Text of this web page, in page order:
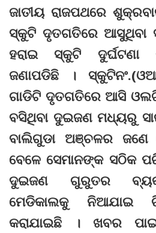
ଜାତୀୟ ରାଜପଥରେ
ସ୍କୁଟି ଦୃତଗତିରେ ଆସୁଥିବା
ହରାଇ ସ୍କୁଟି ଦୁର୍ଘଟଣା
ଜଣାପଡିଛି ।
ଗାଡିଟି ଦୃତଗତିରେ ଆସି
ବସିଥିବା ଦୁଇଜଣ ମଧ୍ୟରୁ
ବାଲିଗୁଡା ଅଞ୍ଚଳର ଜଣେ
ବେଳେ ସେମାନଙ୍କ ସଠିକ
ଦୁଇଜଣ ଗୁରୁତର
ମେଡିକାଲକୁ ନିଆଯାଇ
କରାଯାଇଛି । ଖବର